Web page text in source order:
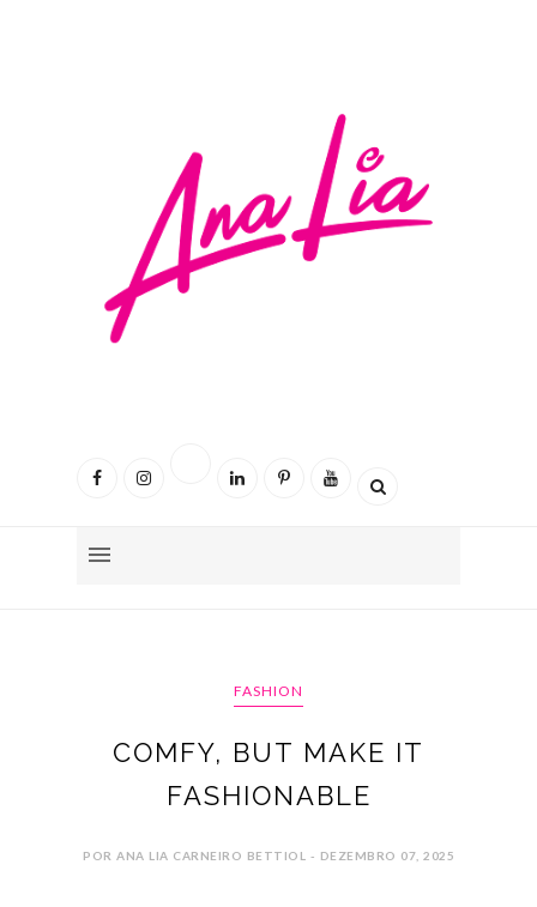
FASHION
COMFY, BUT MAKE IT
FASHIONABLE
POR ANA LIA CARNEIRO BETTIOL - DEZEMBRO 07, 2025